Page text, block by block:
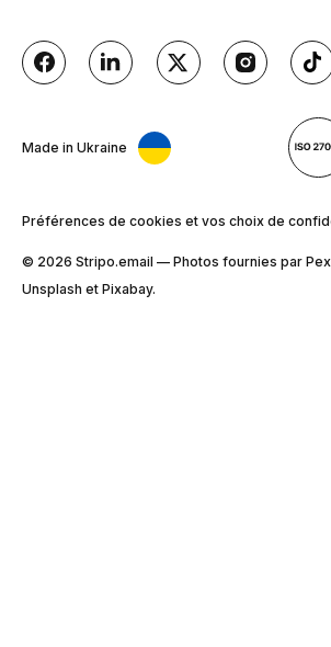
Made in Ukraine
Préférences de cookies et vos choix de
© 2026 Stripо.email — Photos fournies par
Unsplash et Pixabay.